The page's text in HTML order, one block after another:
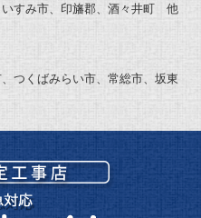
いすみ市、印旛郡、酒々井町 他
つくばみらい市、常総市、坂東